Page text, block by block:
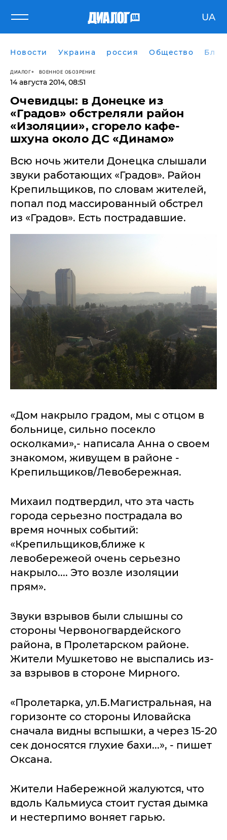
UA
Новости Украина россия Общество
ДИАЛОГ ВОЕННОЕ ОБОЗРЕНИЕ
14 августа 2014, 08:51
​Очевидцы: в Донецке из
«Градов» обстреляли район
«Изоляции», сгорело кафе-
шхуна около ДС «Динамо»
Всю ночь жители Донецка слышали
звуки работающих «Градов». Район
Крепильщиков, по словам жителей,
попал под массированный обстрел
из «Градов». Есть пострадавшие.
«Дом накрыло градом, мы с отцом в
больнице, сильно посекло
осколками»,- написала Анна о своем
знакомом, живущем в районе -
Крепильщиков/Левобережная.
Михаил подтвердил, что эта часть
города серьезно пострадала во
время ночных событий:
«Крепильщиков,ближе к
левобережеой очень серьезно
накрыло.... Это возле изоляции
прям».
Звуки взрывов были слышны со
стороны Червоногвардейского
района, в Пролетарском районе.
Жители Мушкетово не выспались из-
за взрывов в стороне Мирного.
«Пролетарка, ул.Б.Магистральная, на
горизонте со стороны Иловайска
сначала видны вспышки, а через 15-20
сек доносятся глухие бахи...», - пишет
Оксана.
Жители Набережной жалуются, что
вдоль Кальмиуса стоит густая дымка
и нестерпимо воняет гарью.